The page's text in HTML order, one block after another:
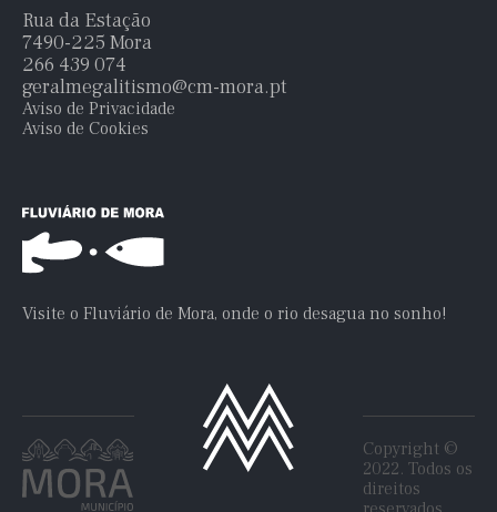
Rua da Estação
7490-225 Mora
266 439 074
geralmegalitismo@cm-mora.pt
Aviso de Privacidade
Aviso de Cookies
Visite o Fluviário de Mora, onde o rio desagua no sonho!
Copyright ©
2022. Todos os
direitos